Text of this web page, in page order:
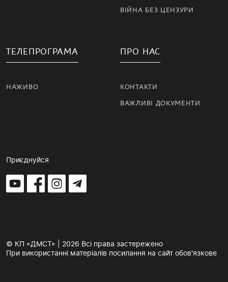
ВІЙНА БЕЗ ЦЕНЗУРИ
ТЕЛЕПРОГРАМА
НАЖИВО
ПРО НАС
КОНТАКТИ
ВАЖЛИВІ ДОКУМЕНТИ
Приєднуйся
© КП «ДМСТ» | 2026 Всі права застережено
При використанні матеріалів посилання на сайт обов'язкове